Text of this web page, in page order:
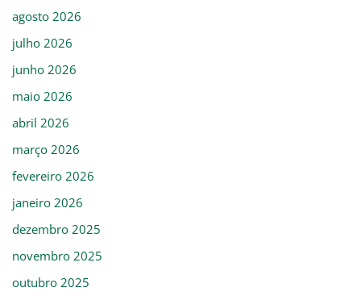
agosto 2026
julho 2026
junho 2026
maio 2026
abril 2026
março 2026
fevereiro 2026
janeiro 2026
dezembro 2025
novembro 2025
outubro 2025